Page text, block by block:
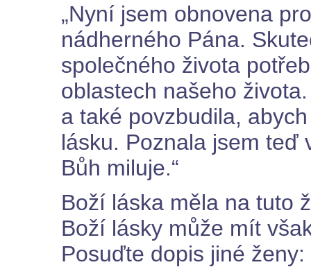
„Nyní jsem obnovena
nádherného Pána.
společného života
oblastech našeho
a také povzbudila,
lásku. Poznala jsem teď
Bůh miluje.“
Boží láska měla na tuto
Boží lásky může mít
Posuďte dopis jiné ženy: